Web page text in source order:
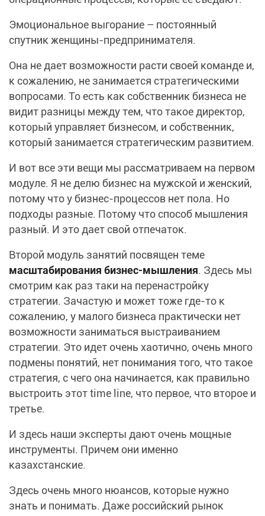
Эмоциональное выгорание – постоянный
спутник женщины-предпринимателя.
Она не дает возможности расти своей команде и,
к сожалению, не занимается стратегическими
вопросами. То есть как собственник бизнеса не
видит разницы между тем, что такое директор,
который управляет бизнесом, и собственник,
который занимается стратегическим развитием.
И вот все эти вещи мы рассматриваем на первом
модуле. Я не делю бизнес на мужской и женский,
потому что у бизнес-процессов нет пола. Но
подходы разные. Потому что способ мышления
разный. И это дает свой отпечаток.
Второй модуль занятий посвящен теме
масштабирования бизнес-мышления. Здесь мы
смотрим как раз таки на перенастройку
стратегии. Зачастую и может тоже где-то к
сожалению, у малого бизнеса практически нет
возможности заниматься выстраиванием
стратегии. Это идет очень хаотично, очень много
подмены понятий, нет понимания того, что такое
стратегия, с чего она начинается, как правильно
выстроить этот time line, что первое, что второе и
третье.
И здесь наши эксперты дают очень мощные
инструменты. Причем они именно
казахстанские.
Здесь очень много нюансов, которые нужно
знать и понимать. Даже российский рынок